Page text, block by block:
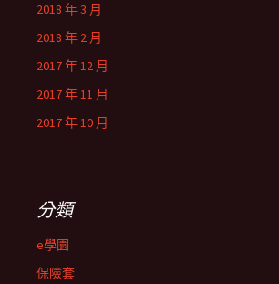
2018 年 3 月
2018 年 2 月
2017 年 12 月
2017 年 11 月
2017 年 10 月
分類
e學園
保險套